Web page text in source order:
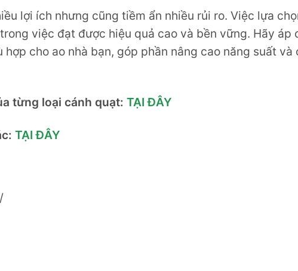
lợi ích nhưng cũng tiềm ẩn nhiều rủi ro. Việc lựa
việc đạt được hiệu quả cao và bền vững. Hãy áp
cho ao nhà bạn, góp phần nâng cao năng suất và
từng loại cánh quạt: TẠI ĐÂY
TẠI ĐÂY